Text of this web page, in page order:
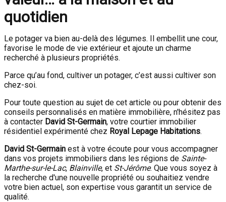
quotidien
Le potager va bien au-delà des légumes. Il embellit une cour,
favorise le mode de vie extérieur et ajoute un charme
recherché à plusieurs propriétés.
Parce qu’au fond, cultiver un potager, c’est aussi cultiver son
chez-soi.
Pour toute question au sujet de cet article ou pour obtenir des
conseils personnalisés en matière immobilière, n'hésitez pas
à contacter David St-Germain, votre courtier immobilier
résidentiel expérimenté chez Royal Lepage Habitations.
David St-Germain est à votre écoute pour vous accompagner
dans vos projets immobiliers dans les régions de Sainte-
Marthe-sur-le-Lac, Blainville, et St-Jérôme. Que vous soyez à
la recherche d'une nouvelle propriété ou souhaitiez vendre
votre bien actuel, son expertise vous garantit un service de
qualité.